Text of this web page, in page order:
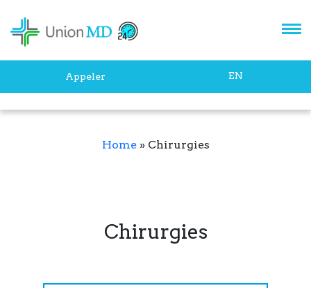
Appeler EN
Home» Chirurgies
Chirurgies